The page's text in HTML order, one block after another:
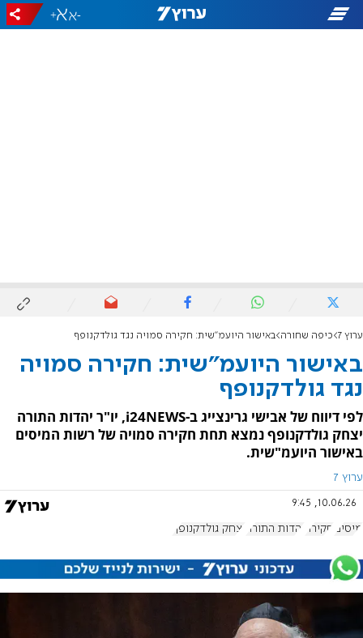
-
+
ערוץ 7 כיפה שחורה באישור היועמ"שית: חקירה סמויה נגד גולדקנופף
באישור היועמ"שית: חקירה סמויה
נגד גולדקנופף
לפי דיווח של אבישי גרינצייג ב-i24NEWS, יו"ר יהדות התורה
יצחק גולדקנופף נמצא תחת חקירה סמויה של רשות המיסים
באישור היועמ"שית.
ערוץ 7
10.06.26, 9:45
מיסים חקירה יהדות התורה יצחק גולדקנופף